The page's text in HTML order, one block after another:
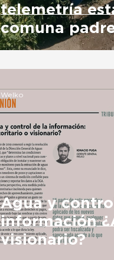
telemetría
comuna
Agua y
información
visionario?
Welko